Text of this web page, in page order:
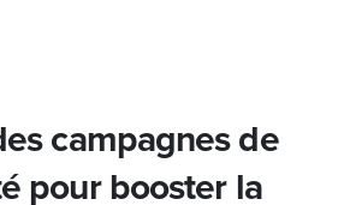
campagnes de
pour booster la